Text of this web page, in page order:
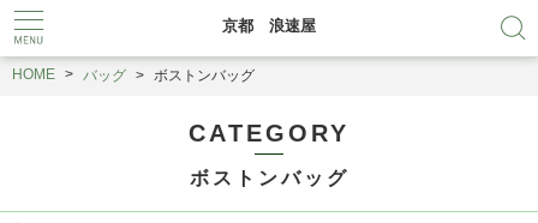
京都 浪速屋
HOME バッグ ボストンバッグ
CATEGORY
ボストンバッグ